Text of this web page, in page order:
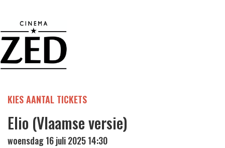
KIES AANTAL TICKETS
Elio (Vlaamse versie)
woensdag 16 juli 2025 14:30